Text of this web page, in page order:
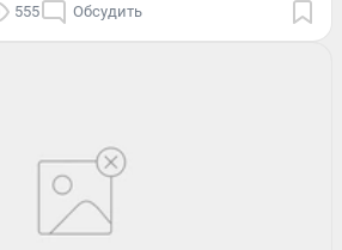
555 Обсудить